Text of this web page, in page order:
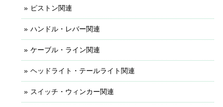
ピストン関連
ハンドル・レバー関連
ケーブル・ライン関連
ヘッドライト・テールライト関連
スイッチ・ウィンカー関連